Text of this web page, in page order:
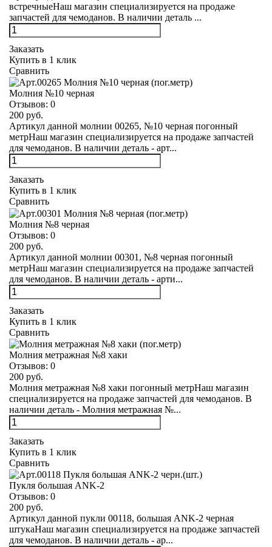
встречныеНаш магазин специализируется на продаже
запчастей для чемоданов. В наличии деталь ...
Заказать
Купить в 1 клик
Сравнить
Молния №10 черная
Отзывов: 0
200 руб.
Артикул данной молнии 00265, №10 черная погонный
метрНаш магазин специализируется на продаже запчастей
для чемоданов. В наличии деталь - арт...
Заказать
Купить в 1 клик
Сравнить
Молния №8 черная
Отзывов: 0
200 руб.
Артикул данной молнии 00301, №8 черная погонный
метрНаш магазин специализируется на продаже запчастей
для чемоданов. В наличии деталь - арти...
Заказать
Купить в 1 клик
Сравнить
Молния метражная №8 хаки
Отзывов: 0
200 руб.
Молния метражная №8 хаки погонный метрНаш магазин
специализируется на продаже запчастей для чемоданов. В
наличии деталь - Молния метражная №...
Заказать
Купить в 1 клик
Сравнить
Пукля большая ANK-2
Отзывов: 0
200 руб.
Артикул данной пукли 00118, большая ANK-2 черная
штукаНаш магазин специализируется на продаже запчастей
для чемоданов. В наличии деталь - ар...